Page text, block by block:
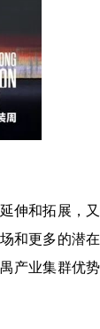
伸和拓展，
和更多的潜
产业集群优